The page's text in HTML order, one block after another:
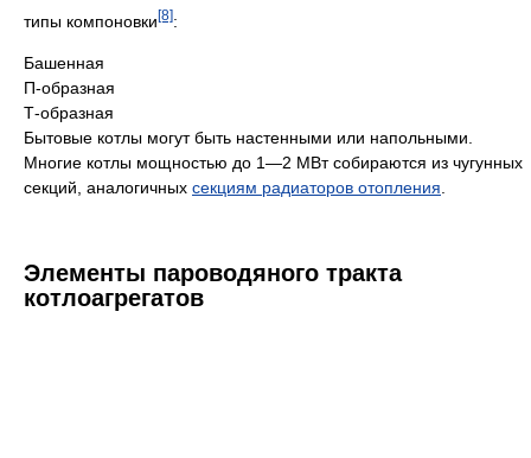
типы компоновки[8]:
Башенная
П-образная
Т-образная
Бытовые котлы могут быть настенными или напольными.
Многие котлы мощностью до 1—2 МВт собираются из чугунных
секций, аналогичных секциям радиаторов отопления.
Элементы пароводяного тракта
котлоагрегатов